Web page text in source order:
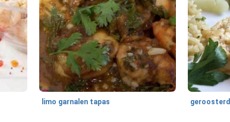
limo garnalen tapas